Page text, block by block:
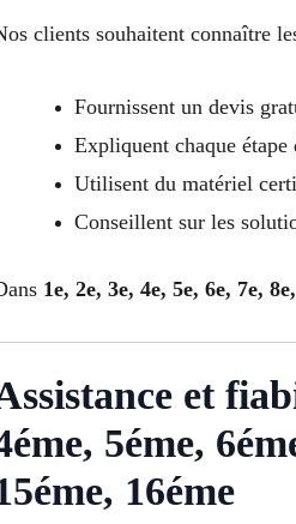
clients souhaitent connaître
Fournissent un devis
Expliquent chaque étape
Utilisent du matériel
Conseillent sur les
1e, 2e, 3e, 4e, 5e, 6e, 7e,
et
5éme,
16éme